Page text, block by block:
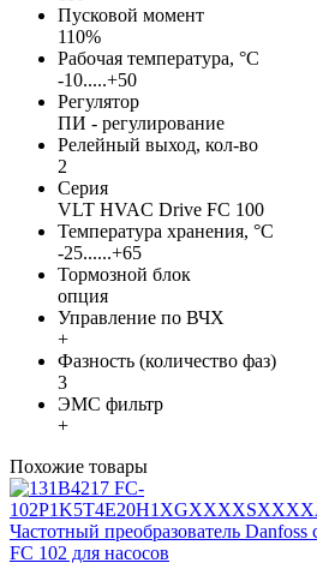
Пусковой момент
110%
Рабочая температура, °С
-10.....+50
Регулятор
ПИ - регулирование
Релейный выход, кол-во
2
Серия
VLT HVAC Drive FC 100
Температура хранения, °С
-25......+65
Тормозной блок
опция
Управление по ВЧХ
+
Фазность (количество фаз)
3
ЭМС фильтр
+
Похожие товары